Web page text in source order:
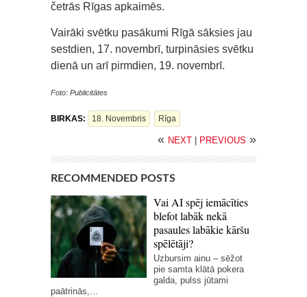
četrās Rīgas apkaimēs.
Vairāki svētku pasākumi Rīgā sāksies jau
sestdien, 17. novembrī, turpināsies svētku
dienā un arī pirmdien, 19. novembrī.
Foto: Publicitātes
BIRKAS: 18. Novembris Rīga
« NEXT PREVIOUS »
RECOMMENDED POSTS
Vai AI spēj iemācīties
blefot labāk nekā
pasaules labākie kāršu
spēlētāji?
Uzbursim ainu – sēžot
pie samta klātā pokera
galda, pulss jūtami
paātrinās,...